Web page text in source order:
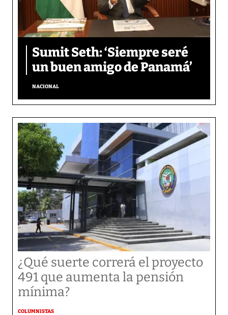
Sumit Seth: ‘Siempre seré
un buen amigo de Panamá’
NACIONAL
¿Qué suerte correrá el proyecto
491 que aumenta la pensión
mínima?
COLUMNISTAS